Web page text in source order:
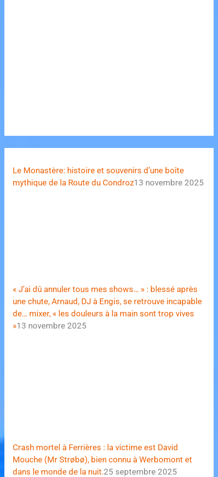
Le Monastère: histoire et souvenirs d’une boîte
mythique de la Route du Condroz13 novembre 2025
« J’ai dû annuler tous mes shows… » : blessé après
une chute, Arnaud, DJ à Engis, se retrouve incapable
de… mixer, « les douleurs à la main sont trop vives
»13 novembre 2025
Crash mortel à Ferrières : la victime est David
Mouche (Mr Strøbø), bien connu à Werbomont et
dans le monde de la nuit.25 septembre 2025